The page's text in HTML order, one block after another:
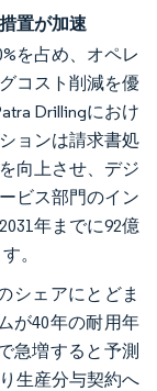
置が加速
を占め、オペレ
コスト削減を優
Drillingにおけ
ョンは請求書処
向上させ、デジ
ビス部門のイン
年までに92億
。
シェアにとどま
が40年の耐用年
急増すると予測
生産分与契約へ